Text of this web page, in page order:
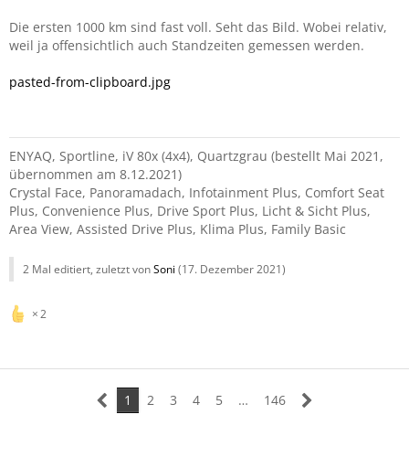
Die ersten 1000 km sind fast voll. Seht das Bild. Wobei relativ,
weil ja offensichtlich auch Standzeiten gemessen werden.
pasted-from-clipboard.jpg
ENYAQ, Sportline, iV 80x (4x4), Quartzgrau (bestellt Mai 2021,
übernommen am 8.12.2021)
Crystal Face, Panoramadach, Infotainment Plus, Comfort Seat
Plus, Convenience Plus, Drive Sport Plus, Licht & Sicht Plus,
Area View, Assisted Drive Plus, Klima Plus, Family Basic
2 Mal editiert, zuletzt vonSoni (17. Dezember 2021)
2
1 2 3 4 5 … 146